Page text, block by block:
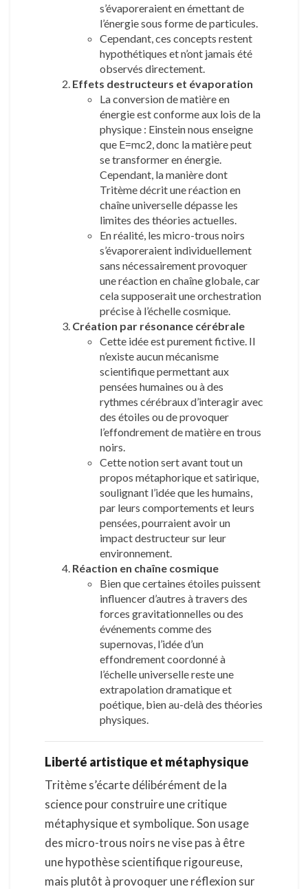
s’évaporeraient en émettant de
l’énergie sous forme de particules.
Cependant, ces concepts restent
hypothétiques et n’ont jamais été
observés directement.
Effets destructeurs et évaporation
La conversion de matière en
énergie est conforme aux lois de la
physique : Einstein nous enseigne
que E=mc2, donc la matière peut
se transformer en énergie.
Cependant, la manière dont
Tritème décrit une réaction en
chaîne universelle dépasse les
limites des théories actuelles.
En réalité, les micro-trous noirs
s’évaporeraient individuellement
sans nécessairement provoquer
une réaction en chaîne globale, car
cela supposerait une orchestration
précise à l’échelle cosmique.
Création par résonance cérébrale
Cette idée est purement fictive. Il
n’existe aucun mécanisme
scientifique permettant aux
pensées humaines ou à des
rythmes cérébraux d’interagir avec
des étoiles ou de provoquer
l’effondrement de matière en trous
noirs.
Cette notion sert avant tout un
propos métaphorique et satirique,
soulignant l’idée que les humains,
par leurs comportements et leurs
pensées, pourraient avoir un
impact destructeur sur leur
environnement.
Réaction en chaîne cosmique
Bien que certaines étoiles puissent
influencer d’autres à travers des
forces gravitationnelles ou des
événements comme des
supernovas, l’idée d’un
effondrement coordonné à
l’échelle universelle reste une
extrapolation dramatique et
poétique, bien au-delà des théories
physiques.
Liberté artistique et métaphysique
Tritème s’écarte délibérément de la
science pour construire une critique
métaphysique et symbolique. Son usage
des micro-trous noirs ne vise pas à être
une hypothèse scientifique rigoureuse,
mais plutôt à provoquer une réflexion sur